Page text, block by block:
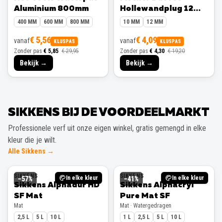
Aluminium 800mm
400 MM 600 MM 800 MM
vanaf€ 5,56 KLUSPAS
Zonder pas € 5,85 € 29,95
Bekijk →
Hollewandplug 12
mm 10 stuks
10 MM 12 MM
vanaf€ 4,09 KLUSPAS
Zonder pas € 4,30 € 19,20
Bekijk →
SIKKENS BIJ DE VOORDEELMARKT
Professionele verf uit onze eigen winkel, gratis gemengd in elke
kleur die je wilt.
Alle Sikkens →
−57% In elke kleur
SIKKENS
Sikkens Alphadur HD
SF Mat
Mat
2,5 L
5 L 10 L
−41% In elke kleur
SIKKENS
Sikkens Alphacryl
Pure Mat SF
Mat · Watergedragen
1 L
2,5 L 5 L 10 L